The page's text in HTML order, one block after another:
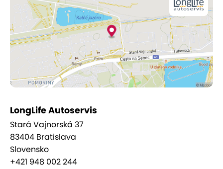
profesionalite, spoľahlivosti a zodpovednom
prístupe. Vaše auto si totiž zaslúži len to najlepšie!
LongLife Autoservis
Stará Vajnorská 37
83404 Bratislava
Slovensko
+421 948 002 244